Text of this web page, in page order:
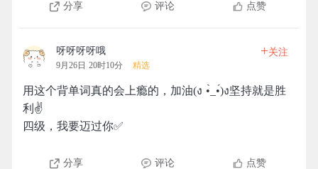
分享 评论 点赞
呀呀呀呀哦
9月26日 20时10分 精选
+关注
用这个背单词真的会上瘾的，加油(ง •̀_•́)ง坚持就是胜
利✌
四级，我要迈过你✅️
分享 评论 点赞